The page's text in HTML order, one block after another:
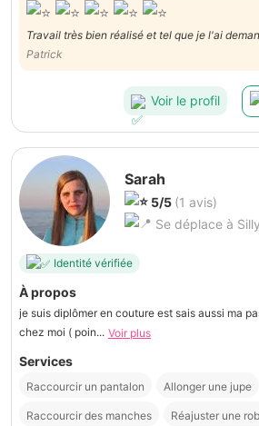
Travail très bien réalisé et tel que je l'ai
Patrick
Voir le profil
Sarah
5/5 (1 avis)
Se déplace à Silly
Identité vérifiée
À propos
je suis diplômer en couture est sais aussi ma
chez moi ( poin... Voir plus
Services
Raccourcir un pantalon Allonger une jupe
Raccourcir des manches Réajuster une